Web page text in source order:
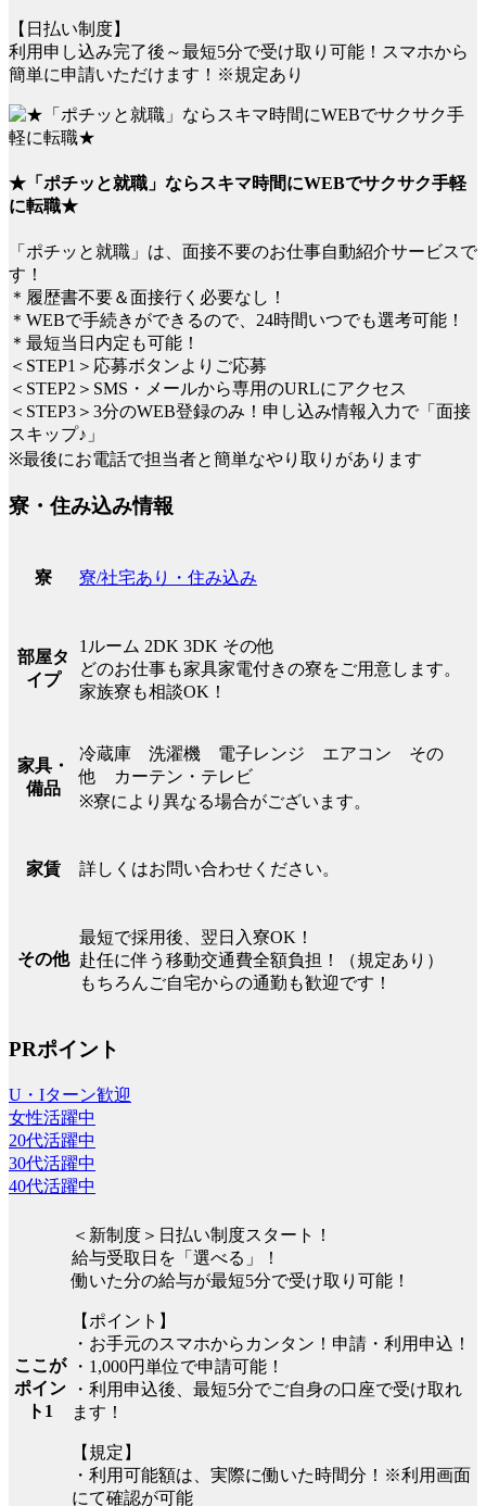
【日払い制度】
利用申し込み完了後～最短5分で受け取り可能！スマホから
簡単に申請いただけます！※規定あり
★「ポチッと就職」ならスキマ時間にWEBでサクサク手軽
に転職★
「ポチッと就職」は、面接不要のお仕事自動紹介サービスで
す！
＊履歴書不要＆面接行く必要なし！
＊WEBで手続きができるので、24時間いつでも選考可能！
＊最短当日内定も可能！
＜STEP1＞応募ボタンよりご応募
＜STEP2＞SMS・メールから専用のURLにアクセス
＜STEP3＞3分のWEB登録のみ！申し込み情報入力で「面接
スキップ♪」
※最後にお電話で担当者と簡単なやり取りがあります
寮・住み込み情報
寮 寮/社宅あり・住み込み
部屋タ
イプ
1ルーム 2DK 3DK その他
どのお仕事も家具家電付きの寮をご用意します。
家族寮も相談OK！
家具・
備品
冷蔵庫 洗濯機 電子レンジ エアコン その
他 カーテン・テレビ
※寮により異なる場合がございます。
家賃 詳しくはお問い合わせください。
その他
最短で採用後、翌日入寮OK！
赴任に伴う移動交通費全額負担！（規定あり）
もちろんご自宅からの通勤も歓迎です！
PRポイント
U・Iターン歓迎
女性活躍中
20代活躍中
30代活躍中
40代活躍中
ここが
ポイン
ト1
＜新制度＞日払い制度スタート！
給与受取日を「選べる」！
働いた分の給与が最短5分で受け取り可能！
【ポイント】
・お手元のスマホからカンタン！申請・利用申込！
・1,000円単位で申請可能！
・利用申込後、最短5分でご自身の口座で受け取れ
ます！
【規定】
・利用可能額は、実際に働いた時間分！※利用画面
にて確認が可能